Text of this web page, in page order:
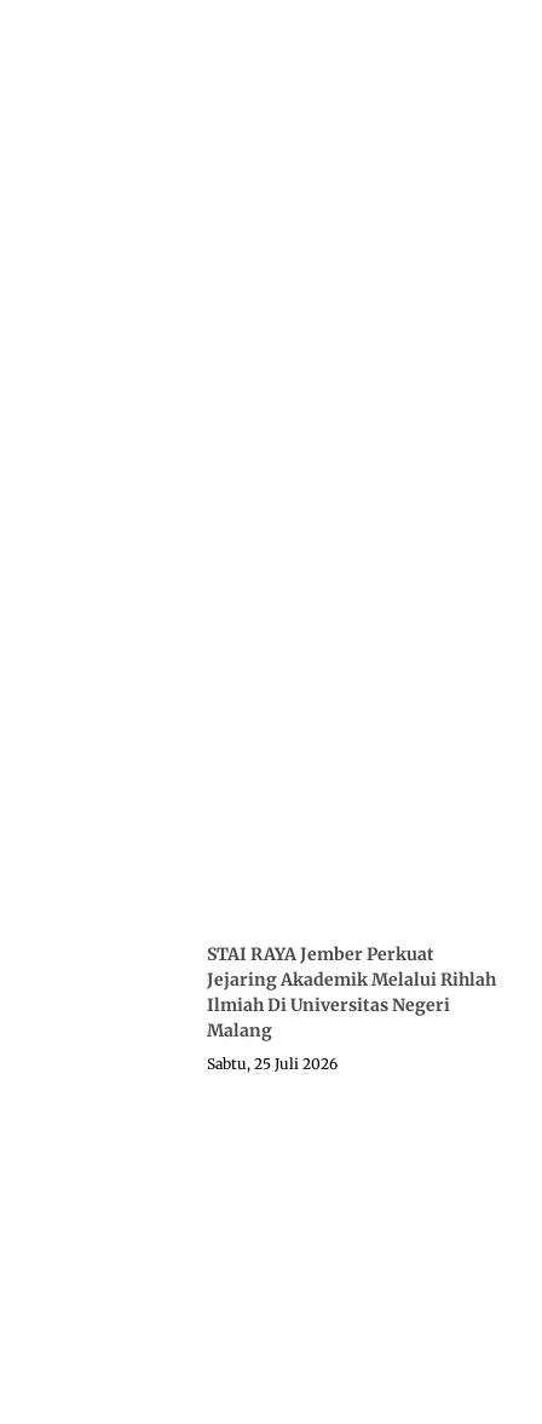
STAI RAYA Jember Perkuat
Jejaring Akademik Melalui Rihlah
Ilmiah Di Universitas Negeri
Malang
Sabtu, 25 Juli 2026